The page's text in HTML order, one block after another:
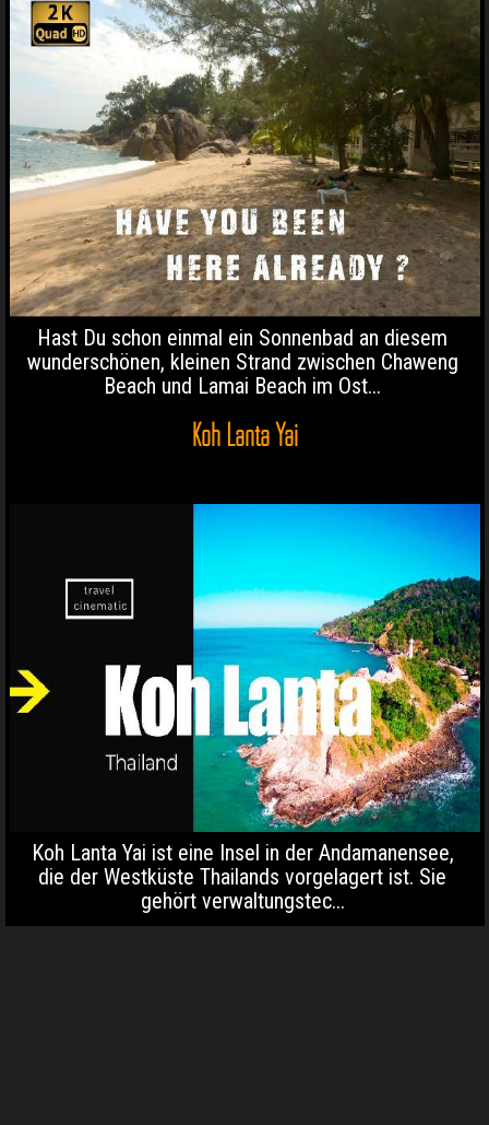
Hast Du schon einmal ein Sonnenbad an diesem
wunderschönen, kleinen Strand zwischen Chaweng
Beach und Lamai Beach im Ost...
Koh Lanta Yai
Koh Lanta Yai ist eine Insel in der Andamanensee,
die der Westküste Thailands vorgelagert ist. Sie
gehört verwaltungstec...